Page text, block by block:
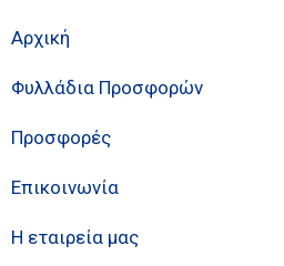
Αρχική
Φυλλάδια Προσφορών
Προσφορές
Επικοινωνία
Η εταιρεία μας